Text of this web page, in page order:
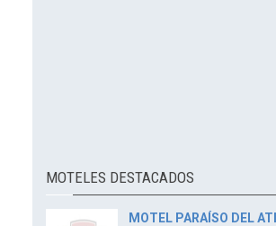
MOTELES DESTACADOS
MOTEL PARAÍSO DEL